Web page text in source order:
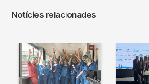
Notícies relacionades